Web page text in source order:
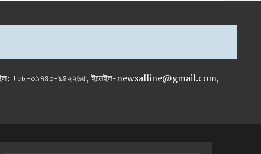
মোবাইল: +৮৮-০১৭৪০-৯৪২২৬৫, ইমেইল-newsalline@gmail.com,